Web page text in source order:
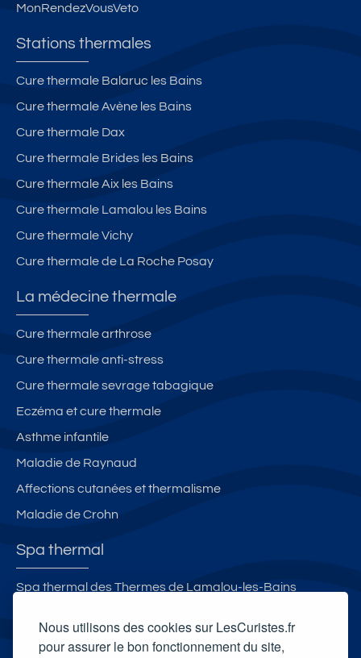
Nous utilisons des cookies sur LesCuristes.fr
pour assurer le bon fonctionnement du site,
MonRendezVousVeto
Stations thermales
Cure thermale Balaruc les Bains
Cure thermale Avène les Bains
Cure thermale Dax
Cure thermale Brides les Bains
Cure thermale Aix les Bains
Cure thermale Lamalou les Bains
Cure thermale Vichy
Cure thermale de La Roche Posay
La médecine thermale
Cure thermale arthrose
Cure thermale anti-stress
Cure thermale sevrage tabagique
Eczéma et cure thermale
Asthme infantile
Maladie de Raynaud
Affections cutanées et thermalisme
Maladie de Crohn
Spa thermal
Spa thermal des Thermes de Lamalou-les-Bains